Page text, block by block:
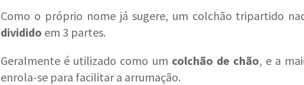
Como o próprio nome já sugere, um colchão tripartido
dividido em 3 partes.
Geralmente é utilizado como um colchão de chão, e a
enrola-se para facilitar a arrumação.